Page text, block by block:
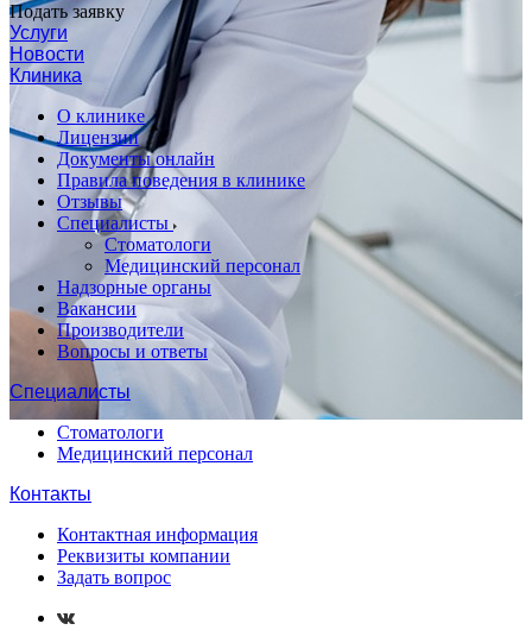
Подать заявку
Услуги
Новости
Клиника
О клинике
Лицензии
Документы онлайн
Правила поведения в клинике
Отзывы
Специалисты
Стоматологи
Медицинский персонал
Надзорные органы
Вакансии
Производители
Вопросы и ответы
Специалисты
Стоматологи
Медицинский персонал
Контакты
Контактная информация
Реквизиты компании
Задать вопрос